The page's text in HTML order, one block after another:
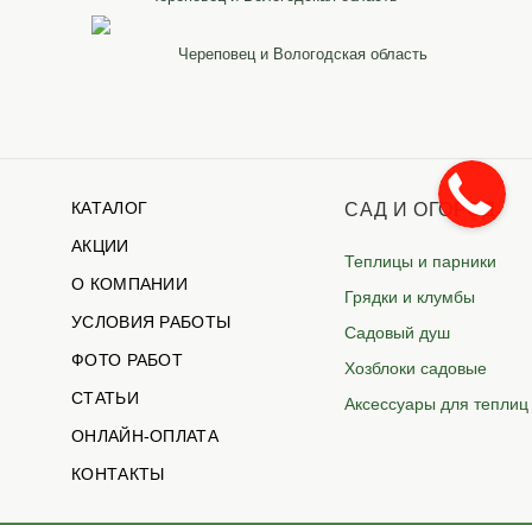
Череповец и Вологодская область
КАТАЛОГ
АКЦИИ
О КОМПАНИИ
УСЛОВИЯ РАБОТЫ
ФОТО РАБОТ
СТАТЬИ
ОНЛАЙН-ОПЛАТА
КОНТАКТЫ
САД И ОГОРОД
Теплицы и парники
Грядки и клумбы
Садовый душ
Хозблоки садовые
Аксессуары для теплиц